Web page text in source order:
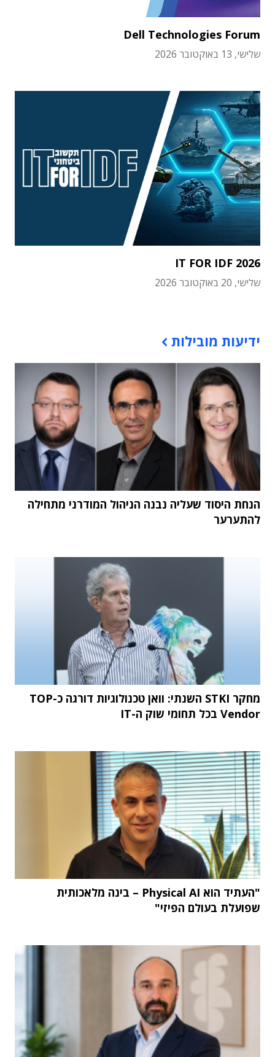
Dell Technologies Forum
שלישי, 13 באוקטובר 2026
IT FOR IDF 2026
שלישי, 20 באוקטובר 2026
ידיעות מובילות
הנחת היסוד שעליה נבנה הניהול המודרני מתחילה
להתערער
מחקר STKI השנתי: וואן טכנולוגיות דורגה כ-TOP
Vendor בכל תחומי שוק ה-IT
"העתיד הוא Physical AI – בינה מלאכותית
שפועלת בעולם הפיזי"